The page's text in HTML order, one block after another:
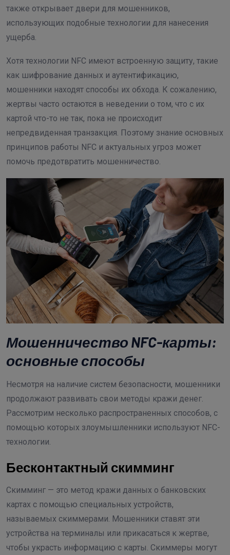
также открывает двери для мошенников,
использующих подобные технологии для нанесения
ущерба.
Хотя технологии NFC имеют встроенную защиту, такие
как шифрование данных и аутентификацию,
мошенники находят способы их обхода. К сожалению,
жертвы часто остаются в неведении о том, что с их
картой что-то не так, пока не происходит
непредвиденная транзакция. Поэтому знание основных
принципов работы NFC и актуальных угроз может
помочь предотвратить мошенничество.
Мошенничество NFC-карты:
основные способы
Несмотря на наличие систем безопасности, мошенники
продолжают развивать свои методы кражи денег.
Рассмотрим несколько распространенных способов, с
помощью которых злоумышленники используют NFC-
технологии.
Бесконтактный скимминг
Скимминг — это метод кражи данных о банковских
картах с помощью специальных устройств,
называемых скиммерами. Мошенники ставят эти
устройства на терминалы или прикасаться к жертве,
чтобы украсть информацию с карты. Скиммеры могут